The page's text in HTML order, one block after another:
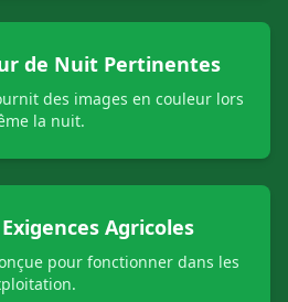
de Nuit Pertinentes
des images en couleur lors
la nuit.
Agricoles
pour fonctionner dans les